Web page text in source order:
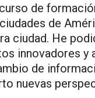
de
de
ciudad. He
innovadores y
de
nuevas